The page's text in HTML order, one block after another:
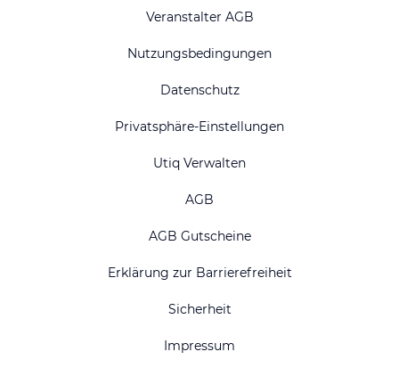
Veranstalter AGB
Nutzungsbedingungen
Datenschutz
Privatsphäre-Einstellungen
Utiq Verwalten
AGB
AGB Gutscheine
Erklärung zur Barrierefreiheit
Sicherheit
Impressum